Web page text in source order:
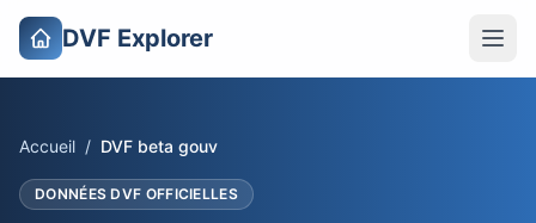
DVF Explorer
Accueil / DVF beta gouv
DONNÉES DVF OFFICIELLES